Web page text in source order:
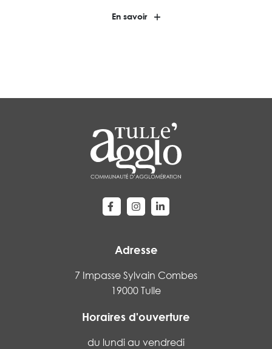
En savoir
Lien vers le compte Facebook
Lien vers le compte Instagram
Lien vers le compte
Adresse
7 Impasse Sylvain Combes
19000 Tulle
Horaires d'ouverture
du lundi au vendredi